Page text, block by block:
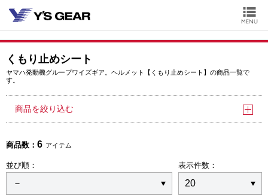
くもり止めシート
ヤマハ発動機グループワイズギア。ヘルメット【くもり止めシート】の商品一覧で
す。
商品を絞り込む
商品数： 6 アイテム
並び順： 表示件数：